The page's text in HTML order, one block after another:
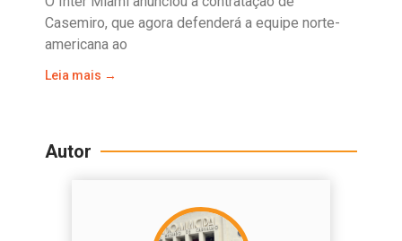
Casemiro, que agora defenderá a equipe norte-
americana ao
Leia mais →
Autor